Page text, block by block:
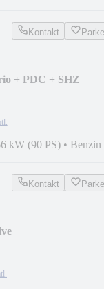
Kontakt
+ PDC + SHZ
kW (90 PS) • Benzin
Kontakt